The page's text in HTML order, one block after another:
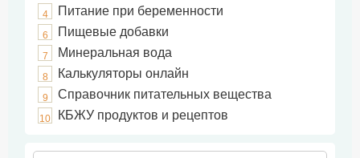
4 Питание при беременности
6 Пищевые добавки
7 Минеральная вода
8 Калькуляторы онлайн
9 Справочник питательных вещества
10 КБЖУ продуктов и рецептов